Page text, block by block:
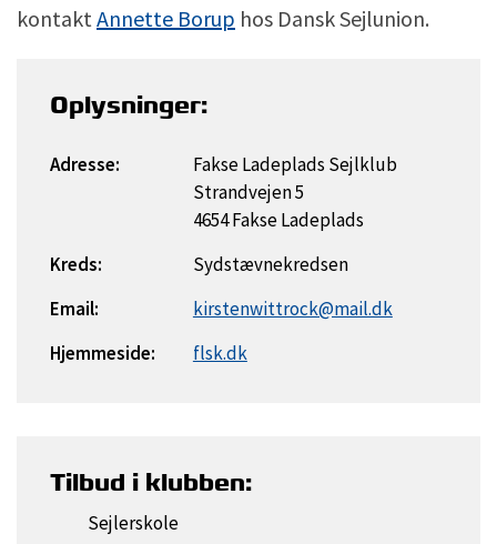
kontaktAnnette Borup hos Dansk Sejlunion.
Oplysninger:
Adresse:
Fakse Ladeplads Sejlklub
Strandvejen 5
4654 Fakse Ladeplads
Kreds:
Sydstævnekredsen
Email:
kirstenwittrock@mail.dk
Hjemmeside:
flsk.dk
Tilbud i klubben:
Sejlerskole